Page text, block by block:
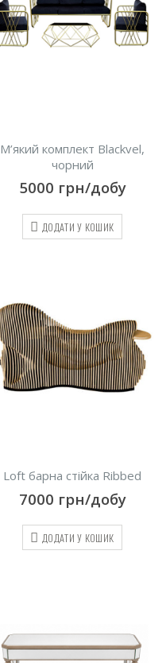
М’який комплект Blackvel,
чорний
5000 грн/добу
ДОДАТИ У КОШИК
Loft барна стійка Ribbed
7000 грн/добу
ДОДАТИ У КОШИК